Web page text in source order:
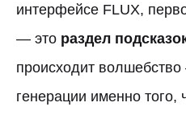
интерфейсе FLUX,
— это раздел
происходит
генерации именно того,